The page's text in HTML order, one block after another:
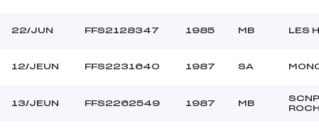
22/JUN FFS2128347 1985 MB LES
12/JEUN FFS2231640 1987 SA
13/JEUN FFS2262549 1987 MB
SCNP